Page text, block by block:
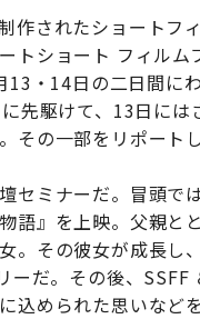
作されたショートフ
トショート フィルム
・14日の二日間に
先駆けて、13日に
その一部をリポートし
セミナーだ。冒頭で
語』を上映。父親と
。その彼女が成長
ーだ。その後、
込められた思いなどを